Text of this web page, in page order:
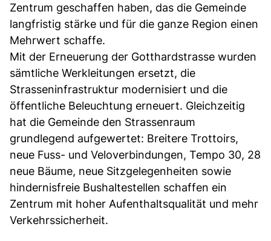
Zentrum geschaffen haben, das die Gemeinde
langfristig stärke und für die ganze Region einen
Mehrwert schaffe.
Mit der Erneuerung der Gotthardstrasse wurden
sämtliche Werkleitungen ersetzt, die
Strasseninfrastruktur modernisiert und die
öffentliche Beleuchtung erneuert. Gleichzeitig
hat die Gemeinde den Strassenraum
grundlegend aufgewertet: Breitere Trottoirs,
neue Fuss- und Veloverbindungen, Tempo 30, 28
neue Bäume, neue Sitzgelegenheiten sowie
hindernisfreie Bushaltestellen schaffen ein
Zentrum mit hoher Aufenthaltsqualität und mehr
Verkehrssicherheit.